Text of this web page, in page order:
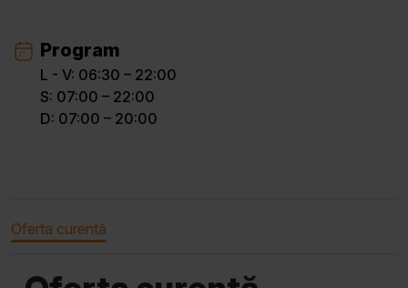
Program
L - V: 06:30 – 22:00
S: 07:00 – 22:00
D: 07:00 – 20:00
Oferta curentă